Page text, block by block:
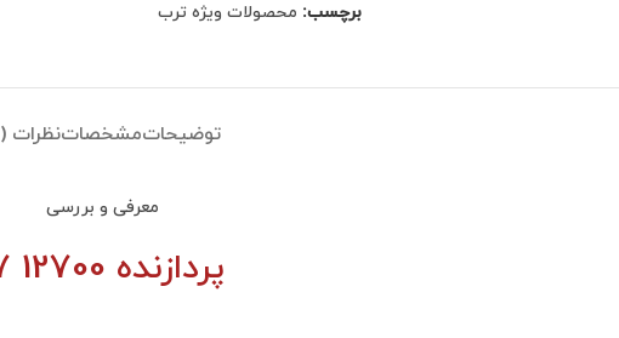
برچسب: محصولات ویژه ترب
توضیحاتمشخصاتنظرات (0)
معرفی و بررسی
پردازنده i7 12700